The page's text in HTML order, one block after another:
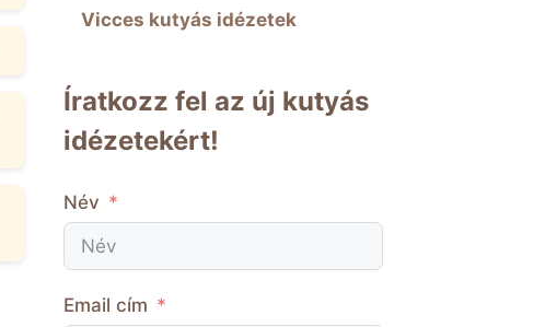
Vicces kutyás idézetek
Íratkozz fel az új kutyás
idézetekért!
Név
Email cím